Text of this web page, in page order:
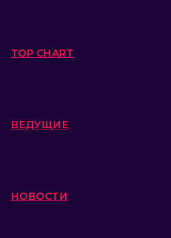
TOP CHART
ВЕДУЩИЕ
НОВОСТИ